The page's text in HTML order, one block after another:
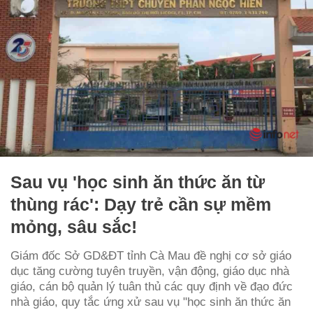
Sau vụ 'học sinh ăn thức ăn từ
thùng rác': Dạy trẻ cần sự mềm
mỏng, sâu sắc!
Giám đốc Sở GD&ĐT tỉnh Cà Mau đề nghị cơ sở giáo
dục tăng cường tuyên truyền, vận động, giáo dục nhà
giáo, cán bộ quản lý tuân thủ các quy định về đạo đức
nhà giáo, quy tắc ứng xử sau vụ "học sinh ăn thức ăn